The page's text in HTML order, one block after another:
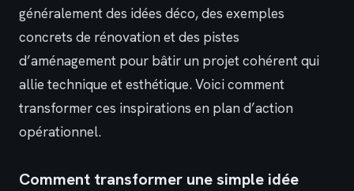
généralement des idées déco, des exemples
concrets de rénovation et des pistes
d’aménagement pour bâtir un projet cohérent qui
allie technique et esthétique. Voici comment
transformer ces inspirations en plan d’action
opérationnel.
Comment transformer une simple idée